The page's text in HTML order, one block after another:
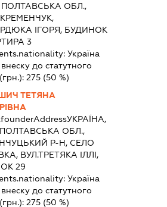
ПОЛТАВСЬКА ОБЛ.,
ІГОРЯ, БУДИНОК
3
Україна
до статутного
275(50 %)
ТЕТЯНА
УКРАЇНА,
ПОЛТАВСЬКА ОБЛ.,
Р-Н, СЕЛО
ВУЛ.ТРЕТЯКА ІЛЛІ,
29
Україна
до статутного
275(50 %)